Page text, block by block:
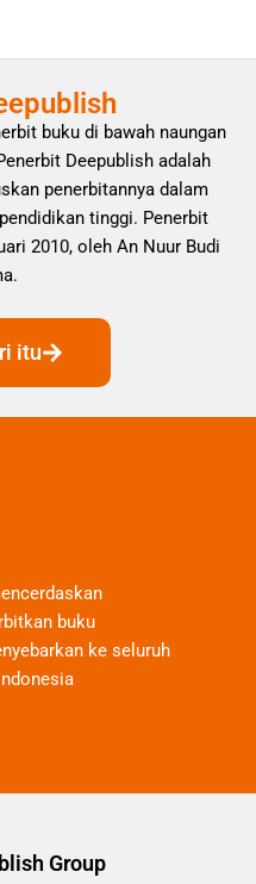
buku di bawah naungan
Deepublish adalah
penerbitannya dalam
tinggi. Penerbit
2010, oleh An Nuur Budi
itu
buku
ke seluruh
Group